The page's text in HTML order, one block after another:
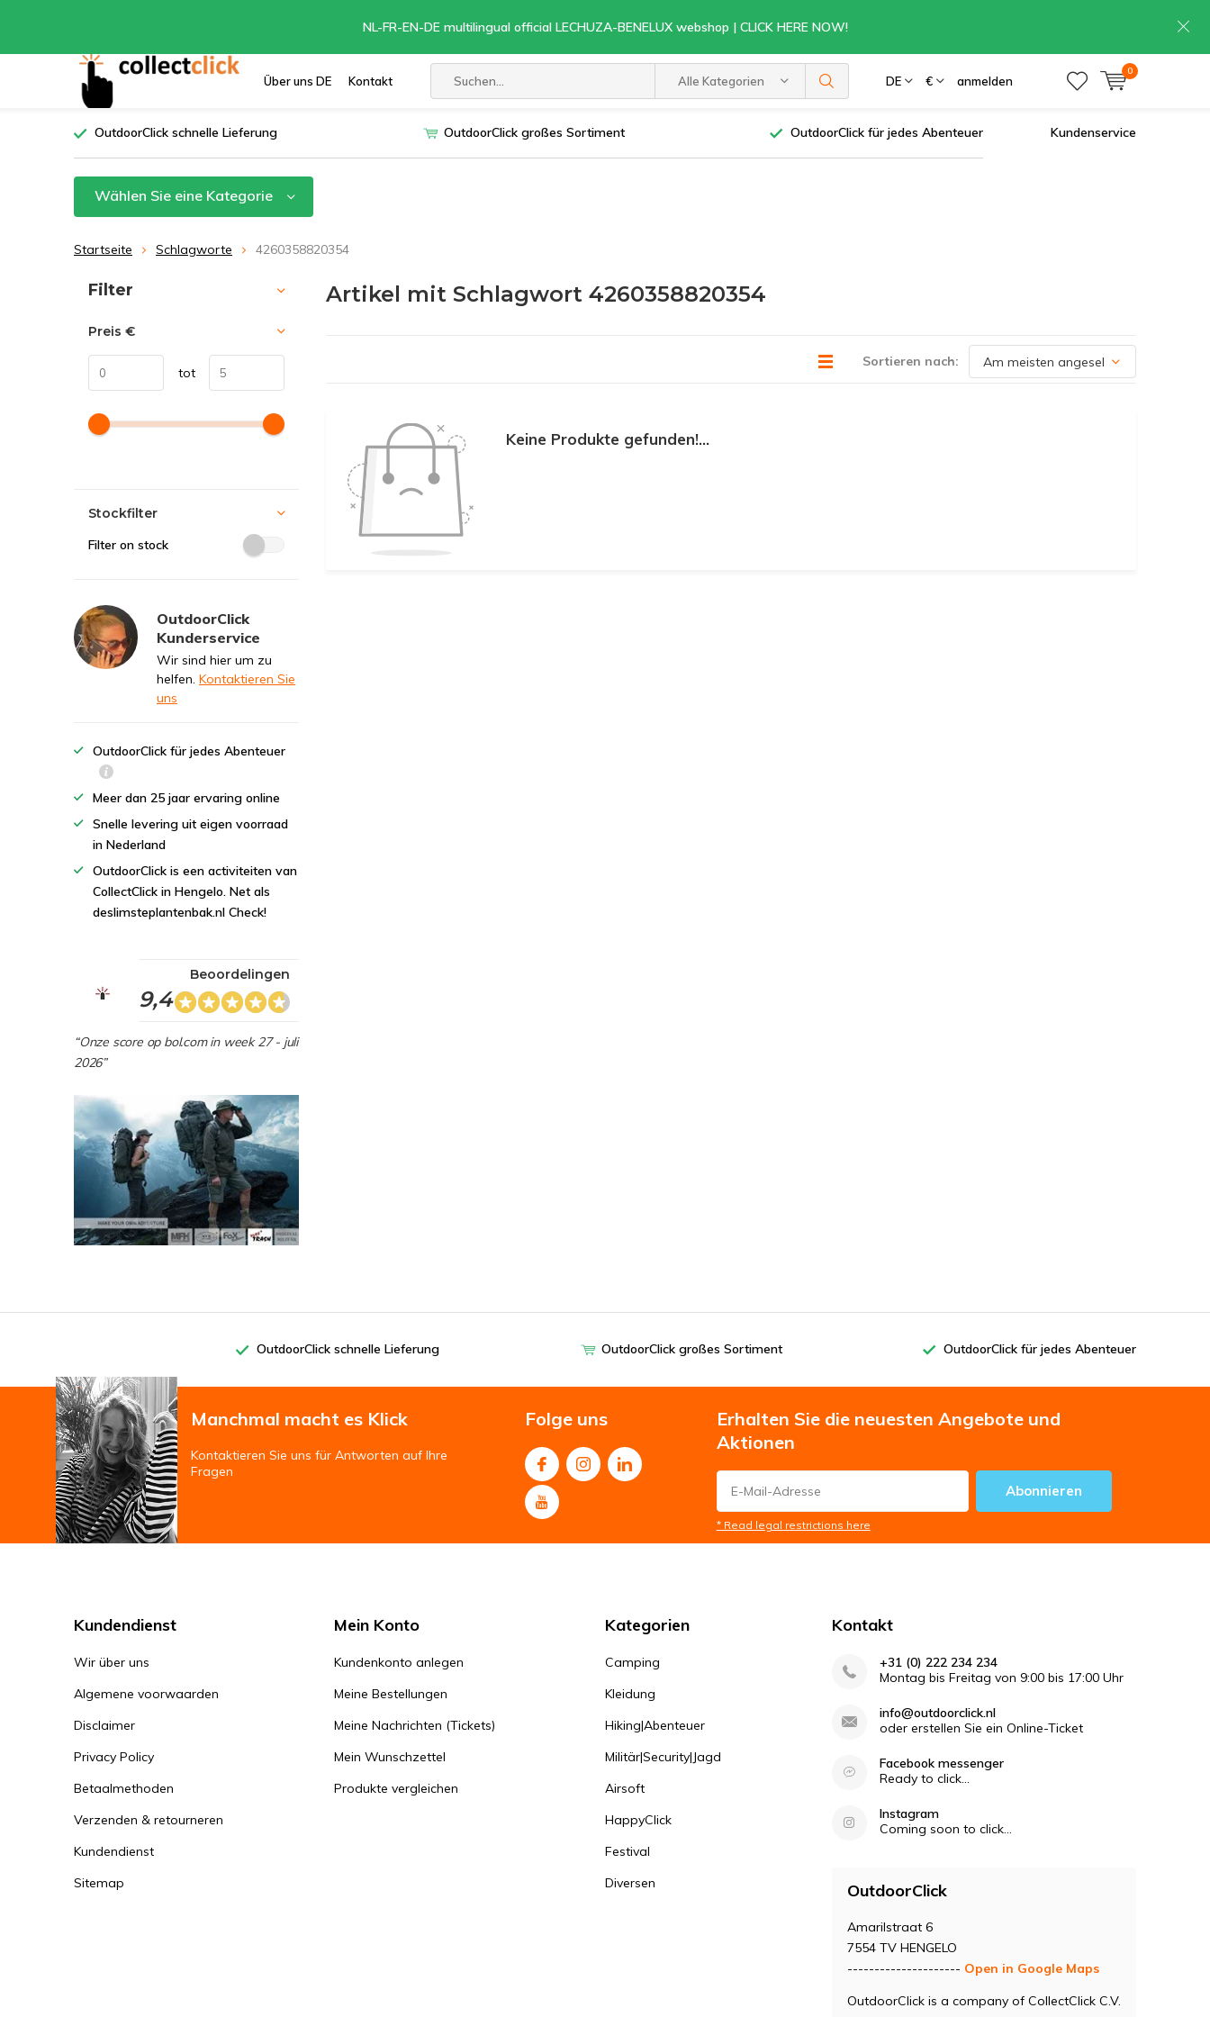
Über uns DE Kontakt Alle Kategorien DE € anmelden
0
NL-FR-EN-DE multilingual official LECHUZA-BENELUX webshop | CLICK HERE NOW!
OutdoorClick schnelle Lieferung OutdoorClick großes Sortiment OutdoorClick für jedes Abenteuer Kundenservice
Wählen Sie eine Kategorie
Startseite Schlagworte 4260358820354
Artikel mit Schlagwort 4260358820354
Sortieren nach:
Keine Produkte gefunden!...
Sortieren nach:
Filter
Preis €
tot
Stockfilter
Filter on stock
OutdoorClick
Kunderservice
Wir sind hier um zu
helfen. Kontaktieren Sie
uns
OutdoorClick für jedes Abenteuer
Meer dan 25 jaar ervaring online
Snelle levering uit eigen voorraad
in Nederland
OutdoorClick is een activiteiten van
CollectClick in Hengelo. Net als
deslimsteplantenbak.nl Check!
9,4
Beoordelingen
“Onze score op bol.com in week 27 - juli
2026”
OutdoorClick schnelle Lieferung OutdoorClick großes Sortiment OutdoorClick für jedes Abenteuer
Manchmal macht es Klick
Kontaktieren Sie uns für Antworten auf Ihre
Fragen
Folge uns
Erhalten Sie die neuesten Angebote und
Aktionen
Abonnieren
* Read legal restrictions here
Kundendienst
Wir über uns
Algemene voorwaarden
Disclaimer
Privacy Policy
Betaalmethoden
Verzenden & retourneren
Kundendienst
Sitemap
Mein Konto
Kundenkonto anlegen
Meine Bestellungen
Meine Nachrichten (Tickets)
Mein Wunschzettel
Produkte vergleichen
Kategorien
Camping
Kleidung
Hiking|Abenteuer
Militär|Security|Jagd
Airsoft
HappyClick
Festival
Diversen
Kontakt
+31 (0) 222 234 234
Montag bis Freitag von 9:00 bis 17:00 Uhr
info@outdoorclick.nl
oder erstellen Sie ein Online-Ticket
Facebook messenger
Ready to click...
Instagram
Coming soon to click...
OutdoorClick
Amarilstraat 6
7554 TV HENGELO
--------------------- Open in Google Maps
OutdoorClick is a company of CollectClick C.V.